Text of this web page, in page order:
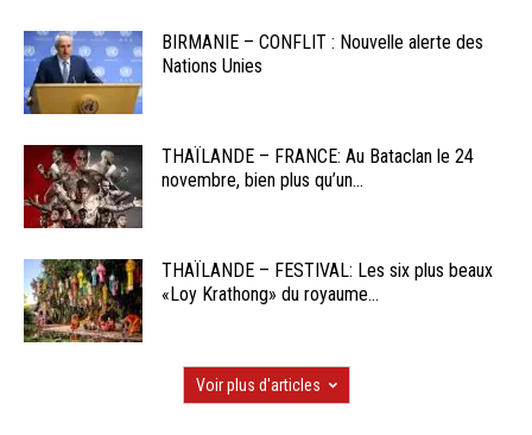
BIRMANIE – CONFLIT : Nouvelle alerte des
Nations Unies
THAÏLANDE – FRANCE: Au Bataclan le 24
novembre, bien plus qu’un...
THAÏLANDE – FESTIVAL: Les six plus beaux
«Loy Krathong» du royaume...
Voir plus d'articles